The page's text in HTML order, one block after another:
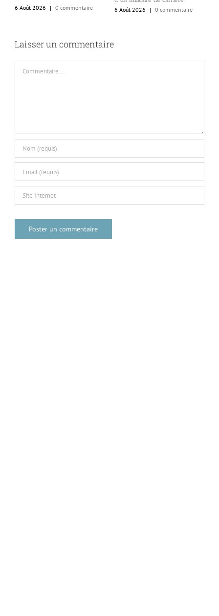
6 Août 2026
| 0 commentaire
6 Août 2026
| 0 commentaire
Laisser un commentaire